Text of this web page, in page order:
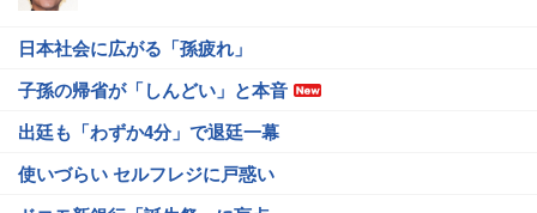
日本社会に広がる「孫疲れ」
子孫の帰省が「しんどい」と本音
出廷も「わずか4分」で退廷一幕
使いづらい セルフレジに戸惑い